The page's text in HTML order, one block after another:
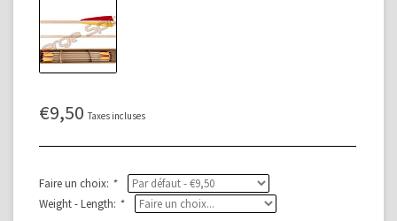
€9,50 Taxes incluses
Faire un choix: *
Weight - Length: *